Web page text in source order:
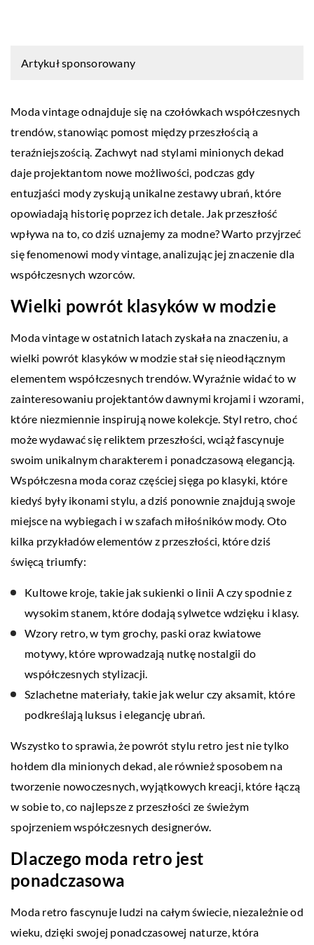
Artykuł sponsorowany
Moda vintage odnajduje się na czołówkach współczesnych
trendów, stanowiąc pomost między przeszłością a
teraźniejszością. Zachwyt nad stylami minionych dekad
daje projektantom nowe możliwości, podczas gdy
entuzjaści mody zyskują unikalne zestawy ubrań, które
opowiadają historię poprzez ich detale. Jak przeszłość
wpływa na to, co dziś uznajemy za modne? Warto przyjrzeć
się fenomenowi mody vintage, analizując jej znaczenie dla
współczesnych wzorców.
Wielki powrót klasyków w modzie
Moda vintage w ostatnich latach zyskała na znaczeniu, a
wielki powrót klasyków w modzie stał się nieodłącznym
elementem współczesnych trendów. Wyraźnie widać to w
zainteresowaniu projektantów dawnymi krojami i wzorami,
które niezmiennie inspirują nowe kolekcje. Styl retro, choć
może wydawać się reliktem przeszłości, wciąż fascynuje
swoim unikalnym charakterem i ponadczasową elegancją.
Współczesna moda coraz częściej sięga po klasyki, które
kiedyś były ikonami stylu, a dziś ponownie znajdują swoje
miejsce na wybiegach i w szafach miłośników mody. Oto
kilka przykładów elementów z przeszłości, które dziś
święcą triumfy:
Kultowe kroje, takie jak sukienki o linii A czy spodnie z
wysokim stanem, które dodają sylwetce wdzięku i klasy.
Wzory retro, w tym grochy, paski oraz kwiatowe
motywy, które wprowadzają nutkę nostalgii do
współczesnych stylizacji.
Szlachetne materiały, takie jak welur czy aksamit, które
podkreślają luksus i elegancję ubrań.
Wszystko to sprawia, że powrót stylu retro jest nie tylko
hołdem dla minionych dekad, ale również sposobem na
tworzenie nowoczesnych, wyjątkowych kreacji, które łączą
w sobie to, co najlepsze z przeszłości ze świeżym
spojrzeniem współczesnych designerów.
Dlaczego moda retro jest
ponadczasowa
Moda retro fascynuje ludzi na całym świecie, niezależnie od
wieku, dzięki swojej ponadczasowej naturze, która